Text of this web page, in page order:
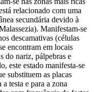
relacionado com uma
secundária devido à
Manifestam-se
descamativas (células
encontram em locais
do nariz, pálpebras e
este estado manifesta-se
substituem as placas
testa e para a zona